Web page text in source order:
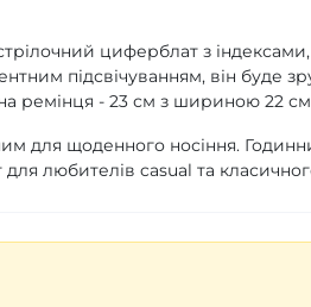
циферблат з
підсвічуванням, він буде
ремінця - 23 см з шириною 22
для щоденного носіння.
для любителів casual та